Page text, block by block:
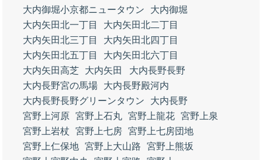
大内御堀小京都ニュータウン
大内御堀
大内矢田北一丁目
大内矢田北二丁目
大内矢田北三丁目
大内矢田北四丁目
大内矢田北五丁目
大内矢田北六丁目
大内矢田高芝
大内矢田
大内長野長野
大内長野宮の馬場
大内長野殿河内
大内長野長野グリーンタウン
大内長野
宮野上河原 宮野上石丸 宮野上龍花 宮野上泉
宮野上岩杖
宮野上七房 宮野上七房団地
宮野上仁保地 宮野上大山路
宮野上熊坂